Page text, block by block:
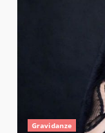
Gravidanze